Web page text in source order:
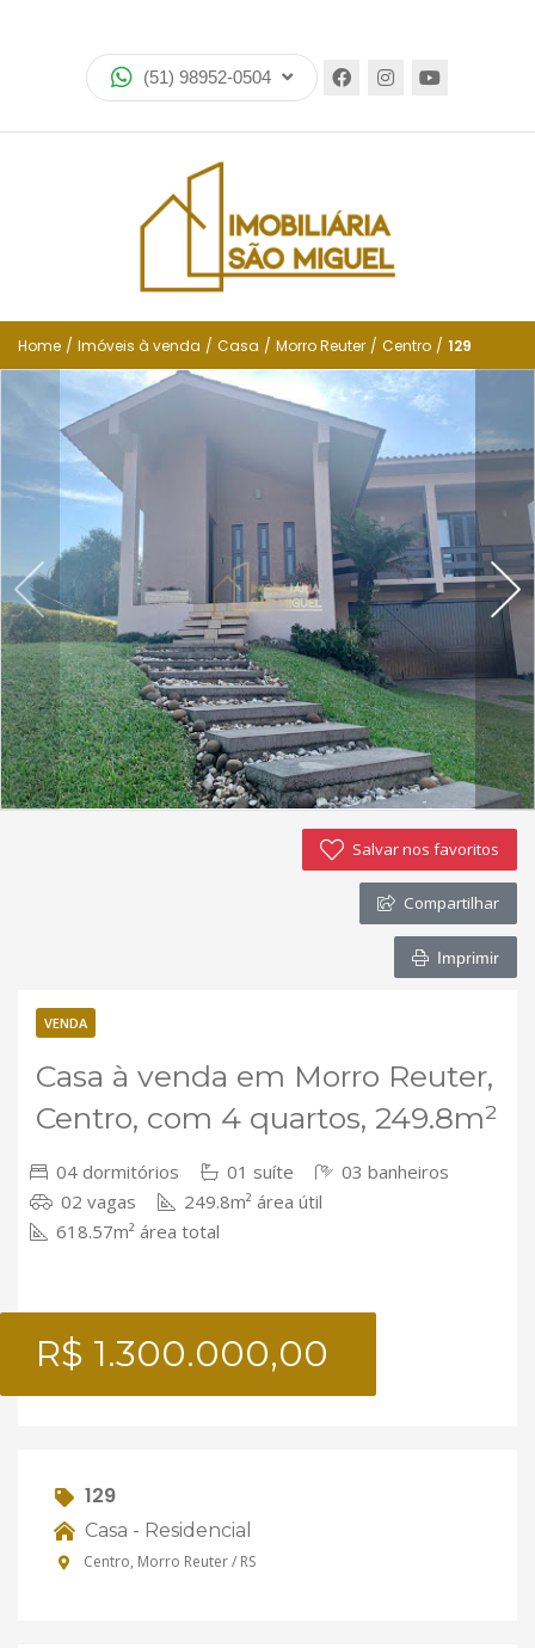
(51) 98952-0504
Imóveis
Encomende seu imóvel
Financiamento
Negocie seu imóvel
Simulador de financiamento
Negocie seu imóvel
Imóveis favoritos
Contato
Home / Imóveis à venda / Casa / Morro Reuter / Centro / 129
Salvar nos favoritos
Compartilhar
Imprimir
VENDA
Casa à venda em Morro Reuter,
Centro, com 4 quartos, 249.8m²
04 dormitórios 01 suíte
03 banheiros
02 vagas
249.8m² área útil
618.57m² área total
R$ 1.300.000,00
129
Casa - Residencial
Centro, Morro Reuter / RS